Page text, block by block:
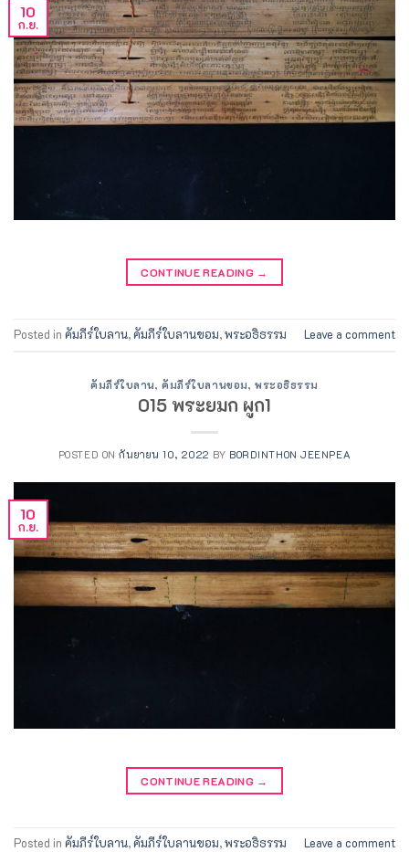
10
ก.ย.
CONTINUE READING →
Posted in คัมภีร์ใบลาน,คัมภีร์ใบลานขอม,พระอธิธรรม Leave a comment
คัมภีร์ใบลาน,คัมภีร์ใบลานขอม, พระอธิธรรม
015 พระยมก ผูก1
POSTED ONกันยายน 10, 2022 BY BORDINTHON JEENPEA
10
ก.ย.
CONTINUE READING →
Posted in คัมภีร์ใบลาน,คัมภีร์ใบลานขอม,พระอธิธรรม Leave a comment